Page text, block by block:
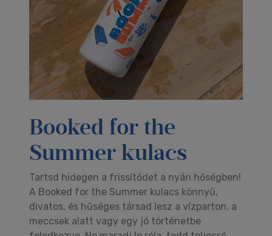
Booked for the
Summer kulacs
Tartsd hidegen a frissítődet a nyári hőségben!
A Booked for the Summer kulacs könnyű,
divatos, és hűséges társad lesz a vízparton, a
meccsek alatt vagy egy jó történetbe